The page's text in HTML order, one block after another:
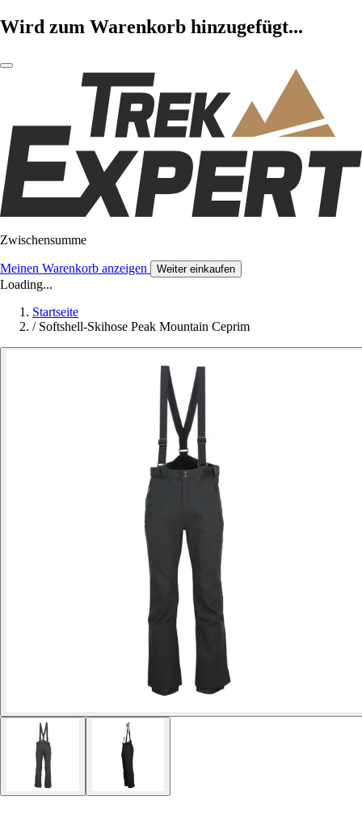
Wird zum Warenkorb hinzugefügt...
Zwischensumme
Meinen Warenkorb anzeigen Weiter einkaufen
Loading...
Startseite
/ Softshell-Skihose Peak Mountain Ceprim